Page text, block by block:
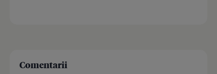
Comentarii